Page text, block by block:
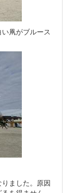
凧がブルース
ました。原因